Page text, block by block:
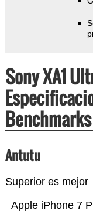
Sony XA1
Benchmarks
Antutu
Superior es mejor
Apple iPhone 7